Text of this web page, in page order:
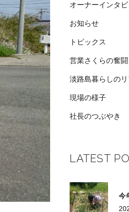
オーナーインタ
お知らせ
トピックス
営業さくらの奮
淡路島暮らしの
現場の様子
社長のつぶやき
LATEST
今